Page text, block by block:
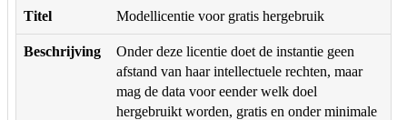
Titel Modellicentie voor gratis hergebruik
Beschrijving
Onder deze licentie doet de instantie geen
afstand van haar intellectuele rechten, maar
mag de data voor eender welk doel
hergebruikt worden, gratis en onder minimale